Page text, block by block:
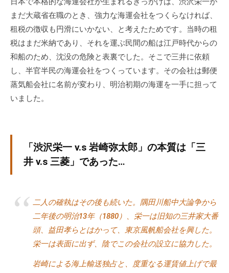
まだ大蔵省在職のとき、強力な海運会社をつくらなければ、
租税の徴収も円滑にいかない、と考えたためです。当時の租
税はまだ米納であり、それを運ぶ民間の船は江戸時代からの
和船のため、沈没の危険と表裏でした。そこで三井に依頼
し、半官半民の海運会社をつくっています。その会社は郵便
蒸気船会社に名前が変わり、明治初期の海運を一手に担って
いました。
「渋沢栄一 v.s 岩崎弥太郎」の本質は「三
井 v.s 三菱」であった…
二人の確執はその後も続いた。隅田川船中大論争から
二年後の明治13年（1880）、栄一は旧知の三井家大番
頭、益田孝らとはかって、東京風帆船会社を興した。
栄一は表面に出ず、陰でこの会社の設立に協力した。
岩崎による海上輸送独占と、度重なる運賃値上げで最